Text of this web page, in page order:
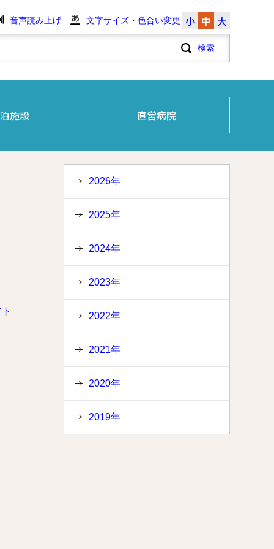
音声読み上げ 文字サイズ・色合い変更 小 中 大
施設 直営病院
2026年
2025年
2024年
2023年
2022年
2021年
2020年
2019年